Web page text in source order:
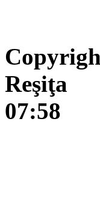
Reşiţa
07:58